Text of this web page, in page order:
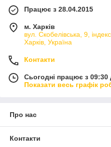
Працює з 28.04.2015
м. Харків
вул. Скобелівська, 9,
Харків, Україна
Контакти
Сьогодні працює з 09:30
Показати весь графік
Про нас
Контакти